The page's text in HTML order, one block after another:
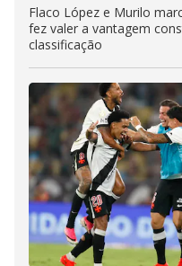
Flaco López e Murilo
fez valer a vantagem
classificação